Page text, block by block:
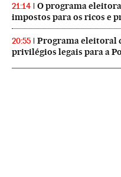
21:14
O programa
impostos para os ricos e
20:55
Programa eleitoral
privilégios legais para a